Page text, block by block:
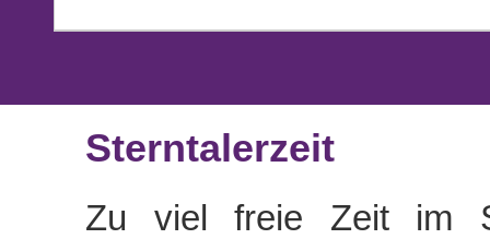
Sterntalerzeit
Zu viel freie Zeit im